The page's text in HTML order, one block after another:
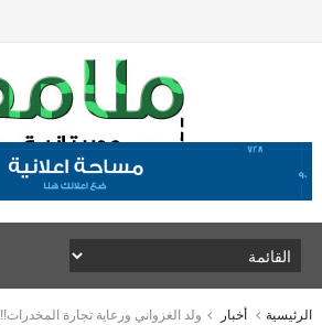
الرئيسية أخبار ولد الغزواني ورعاية تجارة المخدرات!!